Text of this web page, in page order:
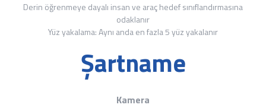
Derin öğrenmeye dayalı insan ve araç hedef sınıflandırmasına
odaklanır
Yüz yakalama: Aynı anda en fazla 5 yüz yakalanır
Şartname
Kamera